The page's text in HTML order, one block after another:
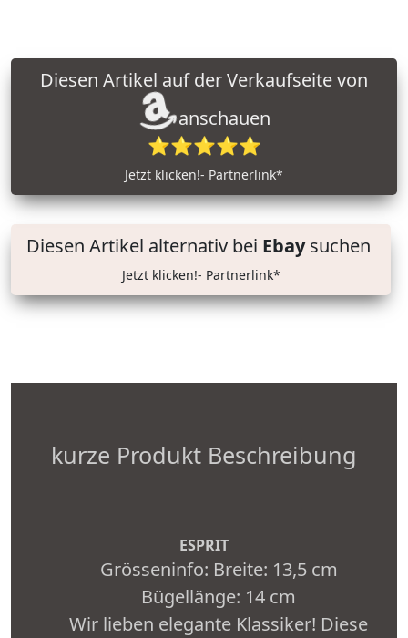
anschauen
⭐⭐⭐⭐⭐
Jetzt klicken!- Partnerlink*
Diesen Artikel alternativ bei Ebaysuchen
Jetzt klicken!- Partnerlink*
kurze Produkt Beschreibung
ESPRIT
Grösseninfo: Breite: 13,5 cm
Bügellänge: 14 cm
Wir lieben elegante Klassiker! Diese